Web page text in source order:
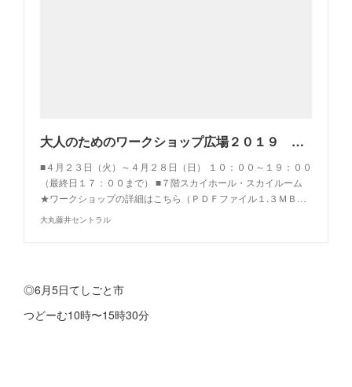
大人のためのワークショップ広場２０１９ ７Ｆ | 大丸藤井セントラル
■４月２３日（火）～４月２８日（日） １０：００～１９：００
（最終日１７：００まで） ■７階スカイホール・スカイルーム
★ワークショップの詳細はこちら（ＰＤＦファイル１.３ＭＢ…
大丸藤井セントラル
◎6月5日てしごと市
つどーむ10時〜15時30分